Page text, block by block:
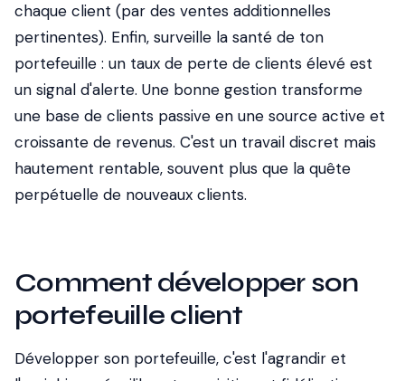
chaque client (par des ventes additionnelles
pertinentes). Enfin, surveille la santé de ton
portefeuille : un taux de perte de clients élevé est
un signal d'alerte. Une bonne gestion transforme
une base de clients passive en une source active et
croissante de revenus. C'est un travail discret mais
hautement rentable, souvent plus que la quête
perpétuelle de nouveaux clients.
Comment développer son
portefeuille client
Développer son portefeuille, c'est l'agrandir et